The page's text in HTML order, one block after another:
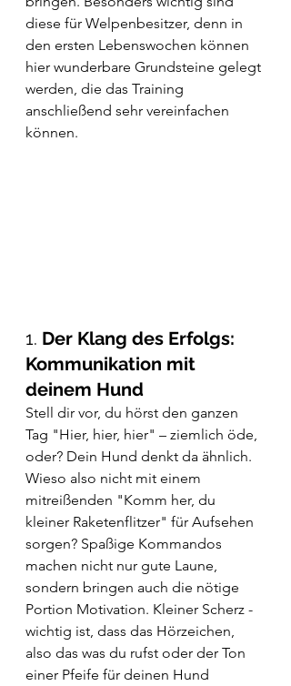
diese für Welpenbesitzer, denn in
den ersten Lebenswochen können
hier wunderbare Grundsteine gelegt
werden, die das Training
anschließend sehr vereinfachen
können.
1. Der Klang des Erfolgs:
Kommunikation mit
deinem Hund
Stell dir vor, du hörst den ganzen
Tag "Hier, hier, hier" – ziemlich öde,
oder? Dein Hund denkt da ähnlich.
Wieso also nicht mit einem
mitreißenden "Komm her, du
kleiner Raketenflitzer" für Aufsehen
sorgen? Spaßige Kommandos
machen nicht nur gute Laune,
sondern bringen auch die nötige
Portion Motivation. Kleiner Scherz -
wichtig ist, dass das Hörzeichen,
also das was du rufst oder der Ton
einer Pfeife für deinen Hund